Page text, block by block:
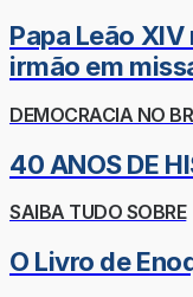
Papa Leão
irmão em
DEMOCRACIA NO
40 ANOS DE
SAIBA TUDO SOBRE
O Livro de